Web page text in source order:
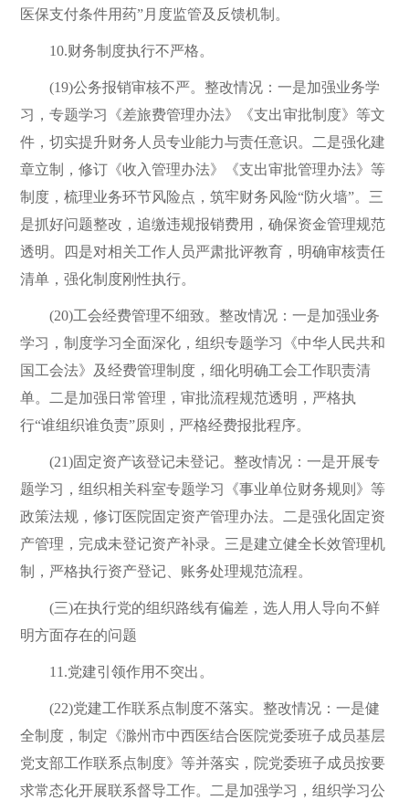
医保支付条件用药”月度监管及反馈机制。
10.财务制度执行不严格。
(19)公务报销审核不严。整改情况：一是加强业务学
习，专题学习《差旅费管理办法》《支出审批制度》等文
件，切实提升财务人员专业能力与责任意识。二是强化建
章立制，修订《收入管理办法》《支出审批管理办法》等
制度，梳理业务环节风险点，筑牢财务风险“防火墙”。三
是抓好问题整改，追缴违规报销费用，确保资金管理规范
透明。四是对相关工作人员严肃批评教育，明确审核责任
清单，强化制度刚性执行。
(20)工会经费管理不细致。整改情况：一是加强业务
学习，制度学习全面深化，组织专题学习《中华人民共和
国工会法》及经费管理制度，细化明确工会工作职责清
单。二是加强日常管理，审批流程规范透明，严格执
行“谁组织谁负责”原则，严格经费报批程序。
(21)固定资产该登记未登记。整改情况：一是开展专
题学习，组织相关科室专题学习《事业单位财务规则》等
政策法规，修订医院固定资产管理办法。二是强化固定资
产管理，完成未登记资产补录。三是建立健全长效管理机
制，严格执行资产登记、账务处理规范流程。
(三)在执行党的组织路线有偏差，选人用人导向不鲜
明方面存在的问题
11.党建引领作用不突出。
(22)党建工作联系点制度不落实。整改情况：一是健
全制度，制定《滁州市中西医结合医院党委班子成员基层
党支部工作联系点制度》等并落实，院党委班子成员按要
求常态化开展联系督导工作。二是加强学习，组织学习公